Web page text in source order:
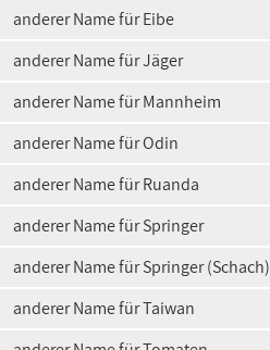
anderer Name für Eibe
anderer Name für Jäger
anderer Name für Mannheim
anderer Name für Odin
anderer Name für Ruanda
anderer Name für Springer
anderer Name für Springer (Schach)
anderer Name für Taiwan